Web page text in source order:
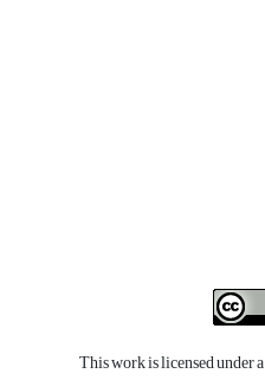
This work is licensed under a